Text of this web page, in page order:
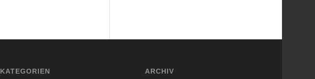
KATEGORIEN ARCHIV